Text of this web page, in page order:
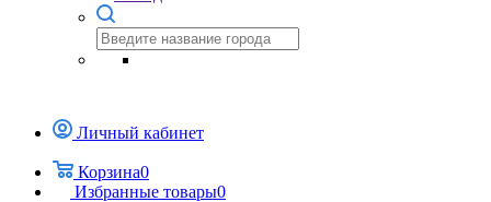
Личный кабинет
Корзина0
Избранные товары0